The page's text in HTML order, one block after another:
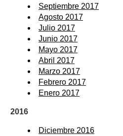
Septiembre 2017
Agosto 2017
Julio 2017
Junio 2017
Mayo 2017
Abril 2017
Marzo 2017
Febrero 2017
Enero 2017
2016
Diciembre 2016